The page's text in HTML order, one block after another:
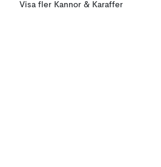
Visa fler Kannor & Karaffer